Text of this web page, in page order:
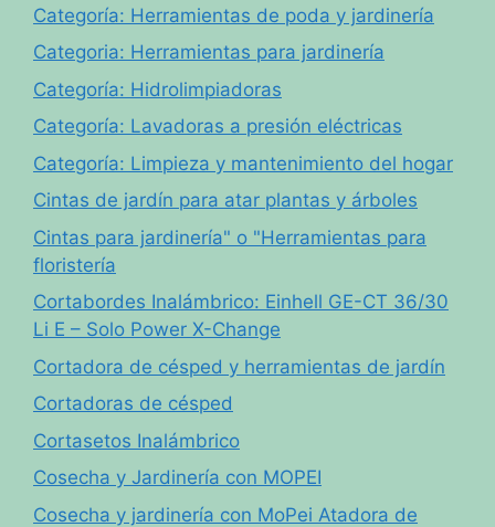
Categoría: Herramientas de poda y jardinería
Categoria: Herramientas para jardinería
Categoría: Hidrolimpiadoras
Categoría: Lavadoras a presión eléctricas
Categoría: Limpieza y mantenimiento del hogar
Cintas de jardín para atar plantas y árboles
Cintas para jardinería" o "Herramientas para
floristería
Cortabordes Inalámbrico: Einhell GE-CT 36/30
Li E – Solo Power X-Change
Cortadora de césped y herramientas de jardín
Cortadoras de césped
Cortasetos Inalámbrico
Cosecha y Jardinería con MOPEI
Cosecha y jardinería con MoPei Atadora de